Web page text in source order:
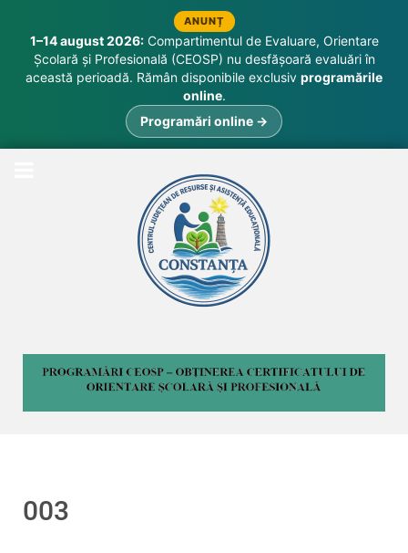
ANUNȚ
1–14 august 2026:Compartimentul de Evaluare, Orientare
Școlară și Profesională (CEOSP) nu desfășoară evaluări în
această perioadă. Rămân disponibile exclusiv programările
online.
Programări online →
003